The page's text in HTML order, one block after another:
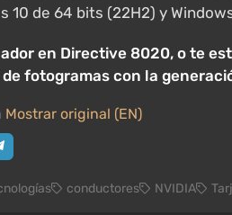
10 de 64 bits (22H2) y
en Directive 8020, o te
fotogramas con la
Mostrar original (EN)
conductores NVIDIA